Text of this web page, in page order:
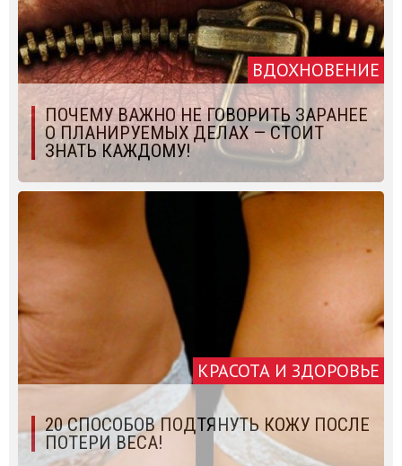
ВДОХНОВЕНИЕ
ПОЧЕМУ ВАЖНО НЕ ГОВОРИТЬ ЗАРАНЕЕ
О ПЛАНИРУЕМЫХ ДЕЛАХ — СТОИТ
ЗНАТЬ КАЖДОМУ!
КРАСОТА И ЗДОРОВЬЕ
20 СПОСОБОВ ПОДТЯНУТЬ КОЖУ ПОСЛЕ
ПОТЕРИ ВЕСА!